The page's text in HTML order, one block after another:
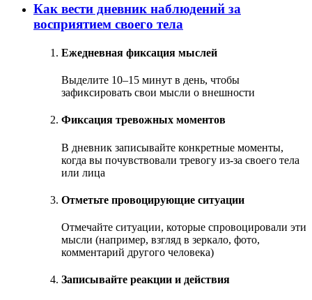
Как вести дневник наблюдений за
восприятием своего тела
Ежедневная фиксация мыслей
Выделите 10–15 минут в день, чтобы
зафиксировать свои мысли о внешности
Фиксация тревожных моментов
В дневник записывайте конкретные моменты,
когда вы почувствовали тревогу из-за своего тела
или лица
Отметьте провоцирующие ситуации
Отмечайте ситуации, которые спровоцировали эти
мысли (например, взгляд в зеркало, фото,
комментарий другого человека)
Записывайте реакции и действия